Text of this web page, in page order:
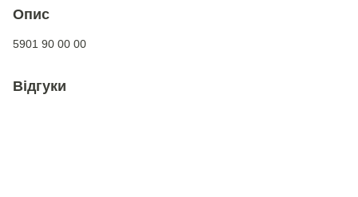
Опис
5901 90 00 00
Відгуки